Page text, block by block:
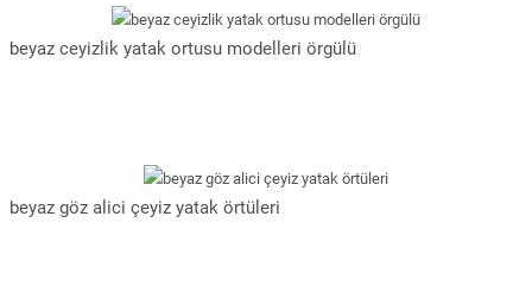
beyaz ceyizlik yatak ortusu modelleri örgülü
beyaz göz alici çeyiz yatak örtüleri